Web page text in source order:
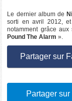
Le dernier album de
sorti en avril 2012,
notamment grâce
Pound The Alarm ».
Partager sur
Partager sur